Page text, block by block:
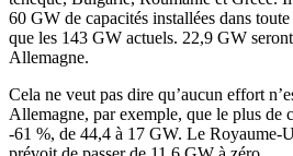
60 GW de capacités installées dans
que les 143 GW actuels. 22,9 GW
Allemagne.
Cela ne veut pas dire qu’aucun effort
Allemagne, par exemple, que le plus de
-61 %, de 44,4 à 17 GW. Le Royaume-